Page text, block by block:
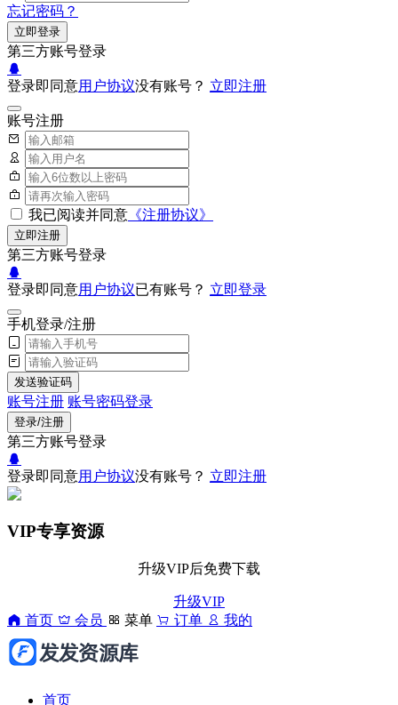
忘记密码？
立即登录
第三方账号登录
登录即同意用户协议没有账号？ 立即注册
账号注册
我已阅读并同意 《注册协议》
立即注册
第三方账号登录
登录即同意用户协议已有账号？ 立即登录
手机登录/注册
发送验证码
账号注册 账号密码登录
登录/注册
第三方账号登录
登录即同意用户协议没有账号？ 立即注册
VIP专享资源
升级VIP后免费下载
升级VIP
首页
会员 菜单 订单 我的
首页